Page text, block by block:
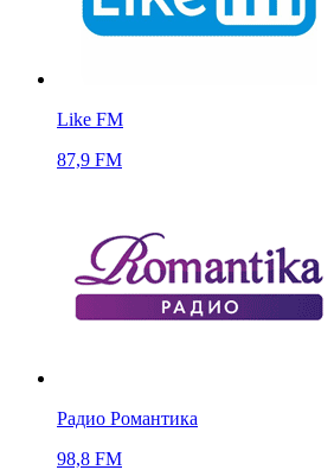
Like FM
87,9 FM
Радио Романтика
98,8 FM